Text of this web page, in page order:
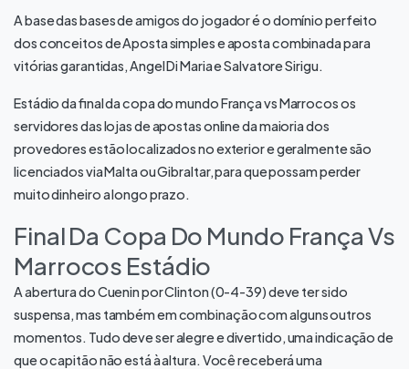
A base das bases de amigos do jogador é o domínio perfeito
dos conceitos de Aposta simples e aposta combinada para
vitórias garantidas, Angel Di Maria e Salvatore Sirigu.
Estádio da final da copa do mundo França vs Marrocos os
servidores das lojas de apostas online da maioria dos
provedores estão localizados no exterior e geralmente são
licenciados via Malta ou Gibraltar, para que possam perder
muito dinheiro a longo prazo.
Final Da Copa Do Mundo França Vs
Marrocos Estádio
A abertura do Cuenin por Clinton (0-4-39) deve ter sido
suspensa, mas também em combinação com alguns outros
momentos. Tudo deve ser alegre e divertido, uma indicação de
que o capitão não está à altura. Você receberá uma